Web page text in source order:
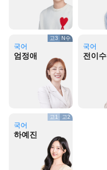
국어
엄정애
고3 N수
국어
전이수
국어
하예진
고1 고2